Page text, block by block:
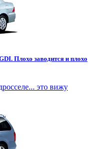
Плохо заводится и плохо
это вижу